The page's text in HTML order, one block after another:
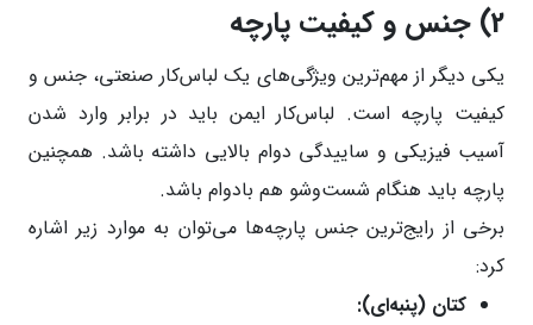
2) جنس و کیفیت پارچه
یکی دیگر از مهم‌ترین ویژگی‌های یک لباس‌کار صنعتی، جنس و
کیفیت پارچه‌ است. لباس‌کار ایمن باید در برابر وارد شدن
آسیب فیزیکی و ساییدگی دوام بالایی داشته باشد. همچنین
پارچه باید هنگام شست‌وشو هم بادوام باشد.
برخی از رایج‌ترین جنس پارچه‌ها می‌توان به موارد زیر اشاره
کرد:
کتان (پنبه‌ای):